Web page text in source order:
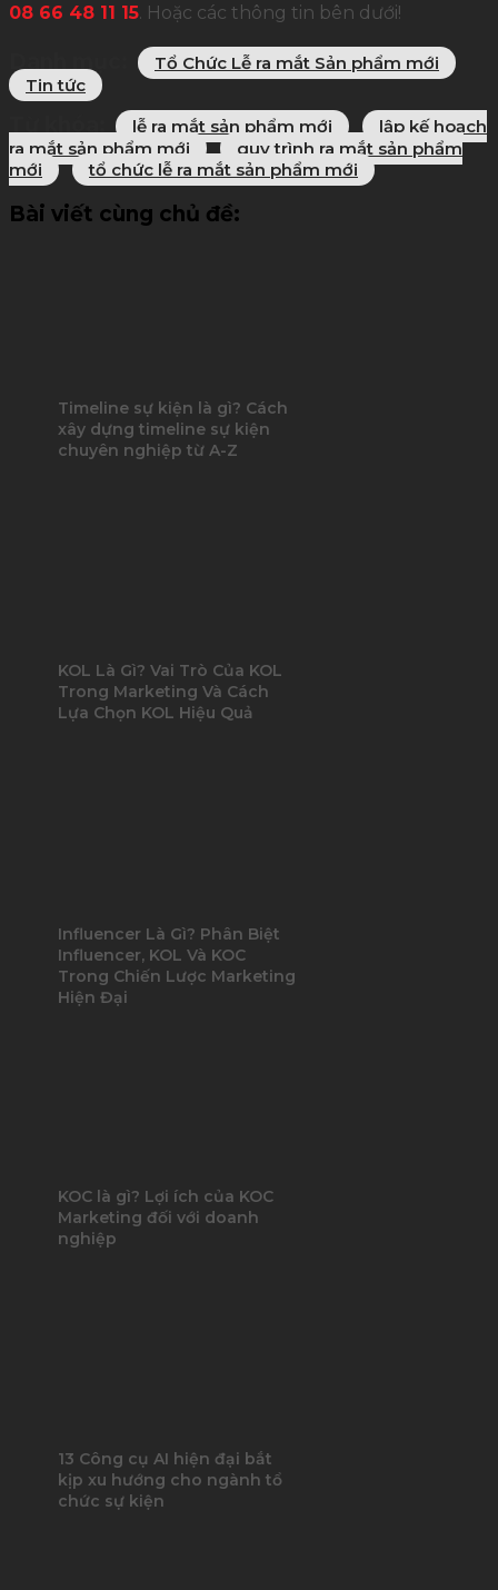
08 66 48 11 15. Hoặc các thông tin bên dưới!
Tổ Chức Lễ ra mắt Sản phẩm mới
Tin tức
lễ ra mắt sản phẩm mới
lập kế hoạch
ra mắt sản phẩm mới
quy trình ra mắt sản phẩm
mới
tổ chức lễ ra mắt sản phẩm mới
Bài viết cùng chủ đề:
Timeline sự kiện là gì? Cách
xây dựng timeline sự kiện
chuyên nghiệp từ A-Z
KOL Là Gì? Vai Trò Của KOL
Trong Marketing Và Cách
Lựa Chọn KOL Hiệu Quả
Influencer Là Gì? Phân Biệt
Influencer, KOL Và KOC
Trong Chiến Lược Marketing
Hiện Đại
KOC là gì? Lợi ích của KOC
Marketing đối với doanh
nghiệp
13 Công cụ AI hiện đại bắt
kịp xu hướng cho ngành tổ
chức sự kiện